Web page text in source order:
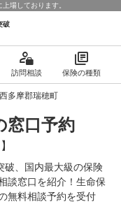
場しております。
破
訪問相談 保険の種類
西多摩郡瑞穂町
窓口予約
破、国内最大級の保険
談窓口を紹介！生命保
無料相談予約を受付